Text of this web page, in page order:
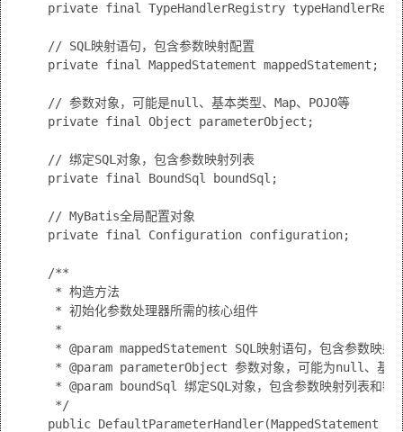
private final TypeHandlerRegistry
    // SQL映射语句，包含参数映射配置
    private final MappedStatement mappedStatement;
    // 参数对象，可能是null、基本类型、Map、POJO等
    private final Object parameterObject;
    // 绑定SQL对象，包含参数映射列表
    private final BoundSql boundSql;
    // MyBatis全局配置对象
    private final Configuration configuration;
    /**
     * 构造方法
     * 初始化参数处理器所需的核心组件
     *
* @param mappedStatement SQL映射语句，包含参数映射
* @param parameterObject 参数对象，可能为null、基本
* @param boundSql 绑定SQL对象，包含参数映射列表和额
     */
public DefaultParameterHandler(MappedStatement